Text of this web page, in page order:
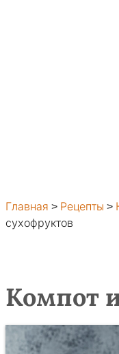
Главная > Рецепты >
сухофруктов
Компот